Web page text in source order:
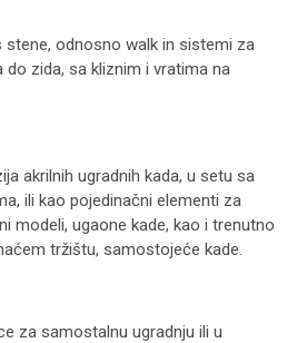
stene, odnosno walk in sistemi za
zida, sa kliznim i vratima na
akrilnih ugradnih kada, u setu sa
ili kao pojedinačni elementi za
modeli, ugaone kade, kao i trenutno
tržištu, samostojeće kade.
za samostalnu ugradnju ili u